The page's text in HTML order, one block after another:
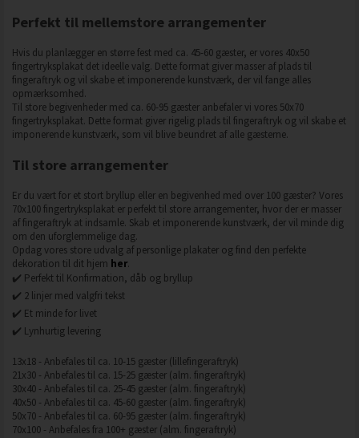
Perfekt til mellemstore arrangementer
Hvis du planlægger en større fest med ca. 45-60 gæster, er vores 40x50
fingertryksplakat det ideelle valg. Dette format giver masser af plads til
fingeraftryk og vil skabe et imponerende kunstværk, der vil fange alles
opmærksomhed.
Til store begivenheder med ca. 60-95 gæster anbefaler vi vores 50x70
fingertryksplakat. Dette format giver rigelig plads til fingeraftryk og vil skabe et
imponerende kunstværk, som vil blive beundret af alle gæsterne.
Til store arrangementer
Er du vært for et stort bryllup eller en begivenhed med over 100 gæster? Vores
70x100 fingertryksplakat er perfekt til store arrangementer, hvor der er masser
af fingeraftryk at indsamle. Skab et imponerende kunstværk, der vil minde dig
om den uforglemmelige dag.
Opdag vores store udvalg af personlige plakater og find den perfekte
dekoration til dit hjem her.
✔️ Perfekt til Konfirmation, dåb og bryllup
✔️ 2 linjer med valgfri tekst
✔️ Et minde for livet
✔️ Lynhurtig levering
13x18 - Anbefales til ca. 10-15 gæster (lillefingeraftryk)
21x30 - Anbefales til ca. 15-25 gæster (alm. fingeraftryk)
30x40 - Anbefales til ca. 25-45 gæster (alm. fingeraftryk)
40x50 - Anbefales til ca. 45-60 gæster (alm. fingeraftryk)
50x70 - Anbefales til ca. 60-95 gæster (alm. fingeraftryk)
70x100 - Anbefales fra 100+ gæster (alm. fingeraftryk)